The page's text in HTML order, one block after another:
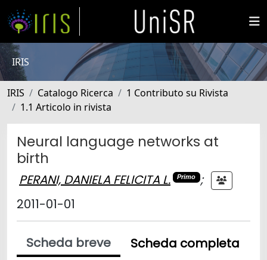
IRIS
IRIS Catalogo Ricerca
1 Contributo su Rivista
1.1 Articolo in rivista
Neural language networks at
birth
PERANI, DANIELA FELICITA L. Primo
;
2011-01-01
Scheda breve
Scheda completa